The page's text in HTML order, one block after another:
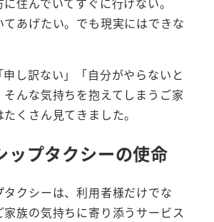
あげたい。でも現実にはできな
し訳ない」「自分がやらないと
そんな気持ちを抱えてしまうご家
くさん見てきました。
ップタクシーの使命
タクシーは、利用者様だけでな
家族の気持ちに寄り添うサービス